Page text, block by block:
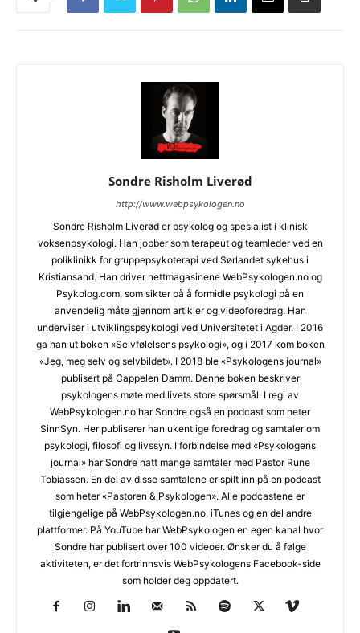
Sondre Risholm Liverød
http://www.webpsykologen.no
Sondre Risholm Liverød er psykolog og spesialist i klinisk
voksenpsykologi. Han jobber som terapeut og teamleder ved en
poliklinikk for gruppepsykoterapi ved Sørlandet sykehus i
Kristiansand. Han driver nettmagasinene WebPsykologen.no og
Psykolog.com, som sikter på å formidle psykologi på en
anvendelig måte gjennom artikler og videoforedrag. Han
underviser i utviklingspsykologi ved Universitetet i Agder. I 2016
ga han ut boken «Selvfølelsens psykologi», og i 2017 kom boken
«Jeg, meg selv og selvbildet». I 2018 ble «Psykologens journal»
publisert på Cappelen Damm. Denne boken beskriver
psykologens møte med livets store spørsmål. I regi av
WebPsykologen.no har Sondre også en podcast som heter
SinnSyn. Her publiserer han ukentlige foredrag og samtaler om
psykologi, filosofi og livssyn. I forbindelse med «Psykologens
journal» har Sondre hatt mange samtaler med Pastor Rune
Tobiassen. En del av disse samtalene er spilt inn på en podcast
som heter «Pastoren & Psykologen». Alle podcastene er
tilgjengelige på WebPsykologen.no, iTunes og en del andre
plattformer. På YouTube har WebPsykologen en egen kanal hvor
Sondre har publisert over 100 videoer. Ønsker du å følge
aktiviteten, er det fortrinnsvis WebPsykologens Facebook-side
som holder deg oppdatert.